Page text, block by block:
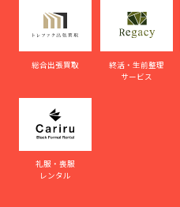
総合出張買取
終活・生前整理
サービス
礼服・喪服
レンタル